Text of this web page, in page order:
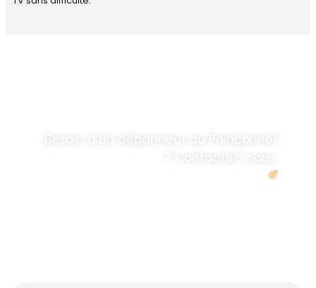
Besoin d’un dépanneur au Poinçonnet